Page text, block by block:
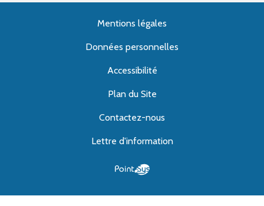
Mentions légales
Données personnelles
Accessibilité
Plan du Site
Contactez-nous
Lettre d'information